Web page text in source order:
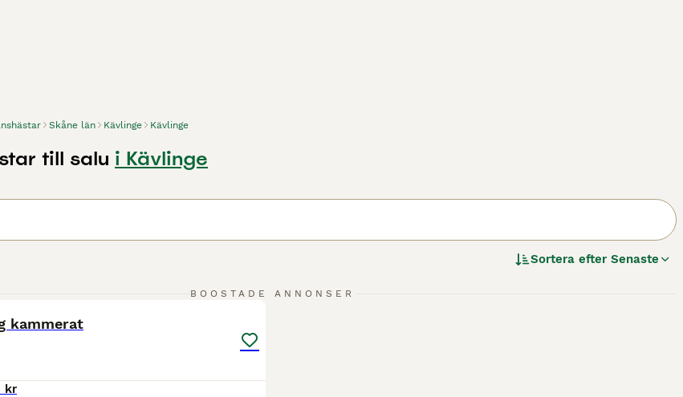
Skåne län Kävlinge Kävlinge
till salu i Kävlinge
Sortera efter Senaste
BOOSTADE ANNONSER
kammerat
kr